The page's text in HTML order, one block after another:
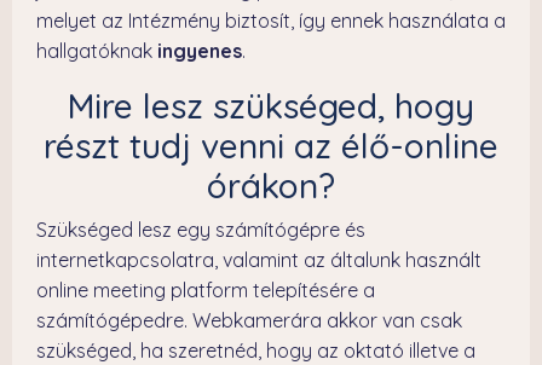
melyet az Intézmény biztosít, így ennek használata a
hallgatóknak ingyenes.
Mire lesz szükséged, hogy
részt tudj venni az élő-online
órákon?
Szükséged lesz egy számítógépre és
internetkapcsolatra, valamint az általunk használt
online meeting platform telepítésére a
számítógépedre. Webkamerára akkor van csak
szükséged, ha szeretnéd, hogy az oktató illetve a